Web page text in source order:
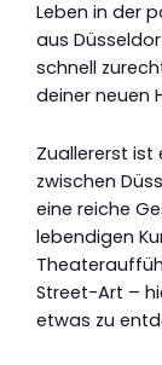
Leben in der
aus
schnell
deiner neuen
Zuallererst ist
zwischen
eine reiche
lebendigen
Street-Art –
etwas zu